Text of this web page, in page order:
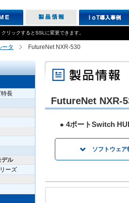
クリックするとSSLに変更できます。
ータ FutureNet NXR-530
FutureNet NXR-
● 4ポートSwitch
ソフトウェア
NGNにおける
「v6プラス」固定
長
デル
ーズ